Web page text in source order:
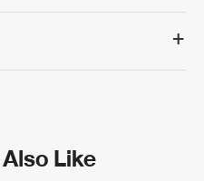
ตทุกขั้นตอน
น ใส่เที่ยว ใส่ได้ทุกโอกาส
Like